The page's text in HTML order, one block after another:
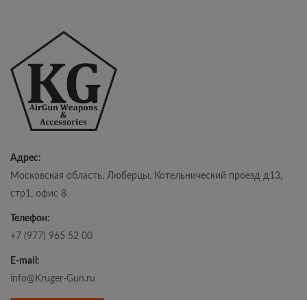
Адрес:
Московская область, Люберцы, Котельнический проезд д13,
стр1, офис 8
Телефон:
+7 (977) 965 52 00
E-mail:
info@Kruger-Gun.ru